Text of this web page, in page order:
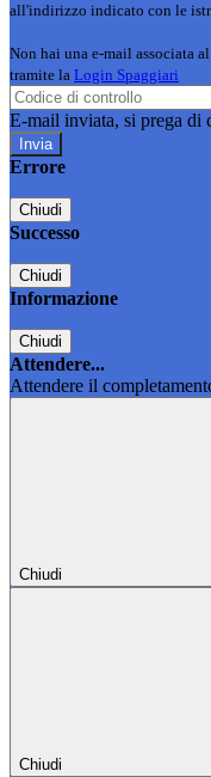
all'indirizzo indicato con le
Non hai una e-mail associata
tramite la Login Spaggiari
E-mail inviata, si prega di
Errore
Chiudi
Successo
Chiudi
Informazione
Chiudi
Attendere...
Attendere il
Chiudi
Chiudi